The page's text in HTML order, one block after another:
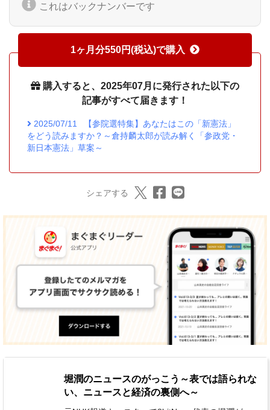
これはバックナンバーです
1ヶ月分550円(税込)で購入
購入すると、2025年07月に発行された以下の
記事がすべて届きます！
2025/07/11
【参院選特集】あなたはこの「新憲法」
をどう読みますか？～倉持麟太郎が読み解く「参政党・
新日本憲法」草案～
シェアする
堀潤のニュースのがっこう～表では語られな
い、ニュースと経済の裏側へ～